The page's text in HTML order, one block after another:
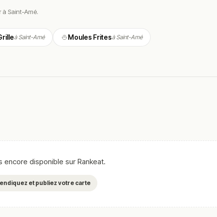
faits maison, mettant en avant la qualité des produits et une
est au cœur de l’expérience culinaire.
toute sa saveur.
simple et généreuse.
de viande et de cuisine grillée.
Saint-Amé.
à Saint-Amé Moules Fritesà Saint-Amé
disponible sur Rankeat.
et publiez votre carte